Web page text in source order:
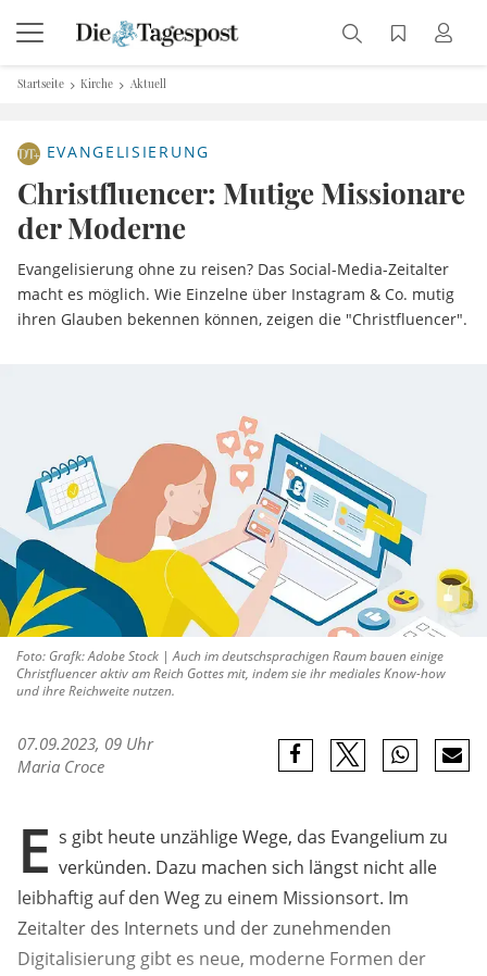
Startseite Kirche Aktuell
EVANGELISIERUNG
Christfluencer: Mutige Missionare
der Moderne
Evangelisierung ohne zu reisen? Das Social-Media-Zeitalter
macht es möglich. Wie Einzelne über Instagram & Co. mutig
ihren Glauben bekennen können, zeigen die "Christfluencer".
Foto: Grafk: Adobe Stock | Auch im deutschsprachigen Raum bauen einige
Christfluencer aktiv am Reich Gottes mit, indem sie ihr mediales Know-how
und ihre Reichweite nutzen.
07.09.2023, 09 Uhr
Maria Croce
E s gibt heute unzählige Wege, das Evangelium zu
verkünden. Dazu machen sich längst nicht alle
leibhaftig auf den Weg zu einem Missionsort. Im
Zeitalter des Internets und der zunehmenden
Digitalisierung gibt es neue, moderne Formen der